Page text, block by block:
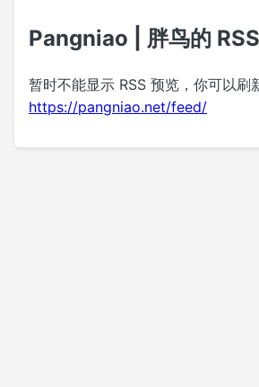
Pangniao | 胖鸟的
暂时不能显示 RSS 预览，你可以刷
https://pangniao.net/feed/